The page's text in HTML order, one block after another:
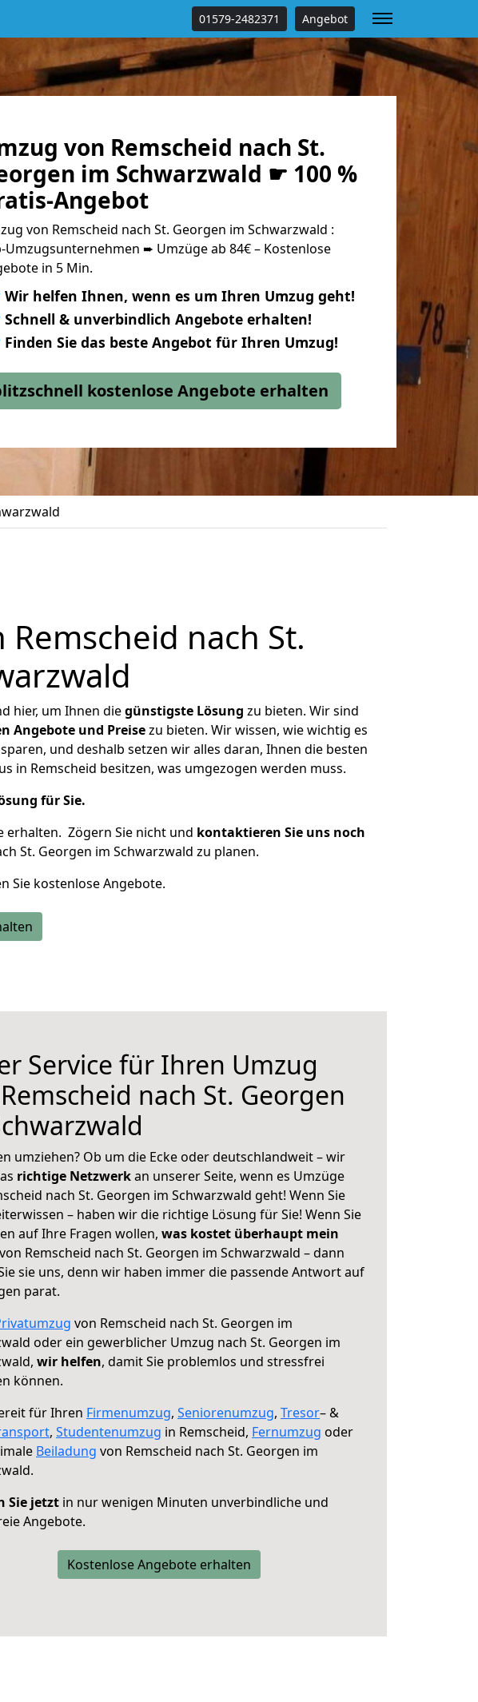
01579-2482371 Angebot
von Remscheid nach St.
im Schwarzwald ☛ 100 %
Angebot
von Remscheid nach St. Georgen im Schwarzwald :
Umzugsunternehmen ➨ Umzüge ab 84€ – Kostenlose
in 5 Min.
Wir helfen Ihnen, wenn es um Ihren Umzug geht!
Schnell & unverbindlich Angebote erhalten!
Finden Sie das beste Angebot für Ihren Umzug!
kostenlose Angebote erhalten
nach St.
hier, um Ihnen diegünstigste Lösung zu bieten. Wir sind
Angebote und Preisezu bieten. Wir wissen, wie wichtig es
und deshalb setzen wir alles daran, Ihnen die besten
in Remscheid besitzen, was umgezogen werden muss.
für Sie.
erhalten. Zögern Sie nicht und kontaktieren Sie uns noch
St. Georgen im Schwarzwald zu planen.
Sie kostenlose Angebote.
Service für Ihren Umzug
nach St. Georgen
umziehen? Ob um die Ecke oder deutschlandweit – wir
richtige Netzwerkan unserer Seite, wenn es Umzüge
nach St. Georgen im Schwarzwald geht! Wenn Sie
– haben wir die richtige Lösung für Sie! Wenn Sie
auf Ihre Fragen wollen, was kostet überhaupt mein
von Remscheid nach St. Georgen im Schwarzwald – dann
sie uns, denn wir haben immer die passende Antwort auf
parat.
von Remscheid nach St. Georgen im
oder ein gewerblicher Umzug nach St. Georgen im
wir helfen, damit Sie problemlos und stressfrei
können.
für Ihren Firmenumzug, Seniorenumzug, Tresor– &
, Studentenumzug in Remscheid, Fernumzug oder
Beiladung von Remscheid nach St. Georgen im
Sie jetzt in nur wenigen Minuten unverbindliche und
Angebote.
Kostenlose Angebote erhalten